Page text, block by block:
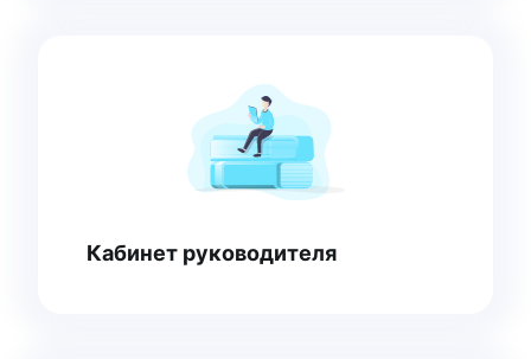
Кабинет руководителя